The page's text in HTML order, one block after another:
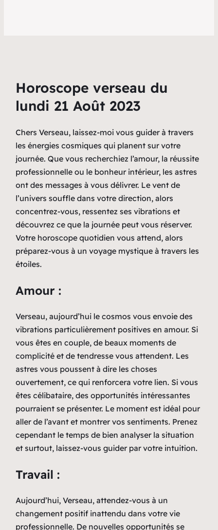
Horoscope verseau du
lundi 21 Août 2023
Chers Verseau, laissez-moi vous guider à travers
les énergies cosmiques qui planent sur votre
journée. Que vous recherchiez l’amour, la réussite
professionnelle ou le bonheur intérieur, les astres
ont des messages à vous délivrer. Le vent de
l’univers souffle dans votre direction, alors
concentrez-vous, ressentez ses vibrations et
découvrez ce que la journée peut vous réserver.
Votre horoscope quotidien vous attend, alors
préparez-vous à un voyage mystique à travers les
étoiles.
Amour :
Verseau, aujourd’hui le cosmos vous envoie des
vibrations particulièrement positives en amour. Si
vous êtes en couple, de beaux moments de
complicité et de tendresse vous attendent. Les
astres vous poussent à dire les choses
ouvertement, ce qui renforcera votre lien. Si vous
êtes célibataire, des opportunités intéressantes
pourraient se présenter. Le moment est idéal pour
aller de l’avant et montrer vos sentiments. Prenez
cependant le temps de bien analyser la situation
et surtout, laissez-vous guider par votre intuition.
Travail :
Aujourd’hui, Verseau, attendez-vous à un
changement positif inattendu dans votre vie
professionnelle. De nouvelles opportunités se